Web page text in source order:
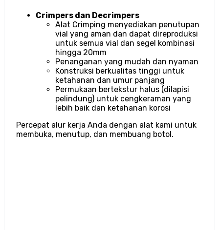
Crimpers dan Decrimpers
Alat Crimping menyediakan penutupan
vial yang aman dan dapat direproduksi
untuk semua vial dan segel kombinasi
hingga 20mm
Penanganan yang mudah dan nyaman
Konstruksi berkualitas tinggi untuk
ketahanan dan umur panjang
Permukaan bertekstur halus (dilapisi
pelindung) untuk cengkeraman yang
lebih baik dan ketahanan korosi
Percepat alur kerja Anda dengan alat kami untuk
membuka, menutup, dan membuang botol.